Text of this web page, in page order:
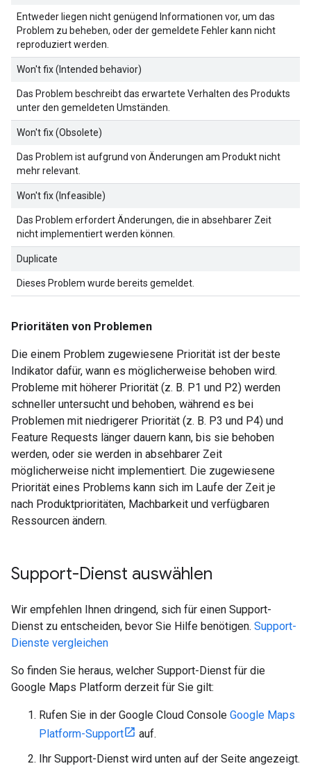
Entweder liegen nicht genügend Informationen vor, um das
Problem zu beheben, oder der gemeldete Fehler kann nicht
reproduziert werden.
Won't fix (Intended behavior)
Das Problem beschreibt das erwartete Verhalten des Produkts
unter den gemeldeten Umständen.
Won't fix (Obsolete)
Das Problem ist aufgrund von Änderungen am Produkt nicht
mehr relevant.
Won't fix (Infeasible)
Das Problem erfordert Änderungen, die in absehbarer Zeit
nicht implementiert werden können.
Duplicate
Dieses Problem wurde bereits gemeldet.
Prioritäten von Problemen
Die einem Problem zugewiesene Priorität ist der beste
Indikator dafür, wann es möglicherweise behoben wird.
Probleme mit höherer Priorität (z. B. P1 und P2) werden
schneller untersucht und behoben, während es bei
Problemen mit niedrigerer Priorität (z. B. P3 und P4) und
Feature Requests länger dauern kann, bis sie behoben
werden, oder sie werden in absehbarer Zeit
möglicherweise nicht implementiert. Die zugewiesene
Priorität eines Problems kann sich im Laufe der Zeit je
nach Produktprioritäten, Machbarkeit und verfügbaren
Ressourcen ändern.
Support-Dienst auswählen
Wir empfehlen Ihnen dringend, sich für einen Support-
Dienst zu entscheiden, bevor Sie Hilfe benötigen. Support-
Dienste vergleichen
So finden Sie heraus, welcher Support-Dienst für die
Google Maps Platform derzeit für Sie gilt:
Rufen Sie in der Google Cloud Console Google Maps
Platform-Support
auf.
Ihr Support-Dienst wird unten auf der Seite angezeigt.